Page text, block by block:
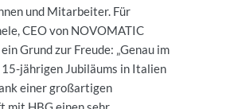
und Mitarbeiter. Für
CEO von NOVOMATIC
Grund zur Freude: „Genau im
15-jährigen Jubiläums in Italien
einer großartigen